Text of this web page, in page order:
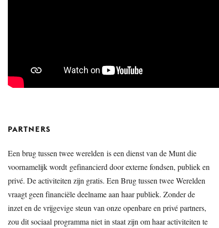
PARTNERS
Een brug tussen twee werelden is een dienst van de Munt die
voornamelijk wordt gefinancierd door externe fondsen, publiek en
privé. De activiteiten zijn gratis. Een Brug tussen twee Werelden
vraagt geen financiële deelname aan haar publiek. Zonder de
inzet en de vrijgevige steun van onze openbare en privé partners,
zou dit sociaal programma niet in staat zijn om haar activiteiten te